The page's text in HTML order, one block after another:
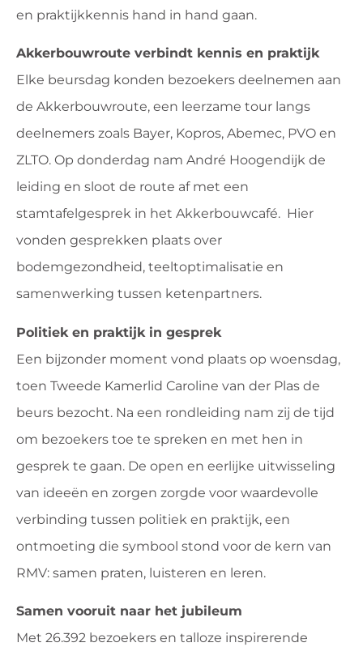
en praktijkkennis hand in hand gaan.
Akkerbouwroute verbindt kennis en praktijk
Elke beursdag konden bezoekers deelnemen aan
de Akkerbouwroute, een leerzame tour langs
deelnemers zoals Bayer, Kopros, Abemec, PVO en
ZLTO. Op donderdag nam André Hoogendijk de
leiding en sloot de route af met een
stamtafelgesprek in het Akkerbouwcafé. Hier
vonden gesprekken plaats over
bodemgezondheid, teeltoptimalisatie en
samenwerking tussen ketenpartners.
Politiek en praktijk in gesprek
Een bijzonder moment vond plaats op woensdag,
toen Tweede Kamerlid Caroline van der Plas de
beurs bezocht. Na een rondleiding nam zij de tijd
om bezoekers toe te spreken en met hen in
gesprek te gaan. De open en eerlijke uitwisseling
van ideeën en zorgen zorgde voor waardevolle
verbinding tussen politiek en praktijk, een
ontmoeting die symbool stond voor de kern van
RMV: samen praten, luisteren en leren.
Samen vooruit naar het jubileum
Met 26.392 bezoekers en talloze inspirerende